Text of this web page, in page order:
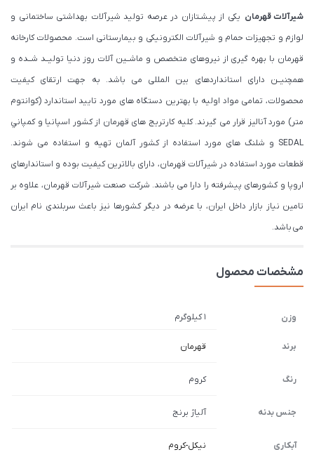
شیرآلات قهرمان یکی از پیشـتازان در عرصه تولید شیرآلات بهداشتی ساختمانی و
لوازم و تجهیزات حمام و شیرآلات الکترونیکی و بیمارستانی است. محصولات کارخانه
قهرمان با بهره گیری از نیروهای متخصص و ماشــین آلات روز دنیا تولیــد شــده و
همچنیــن دارای استانداردهای بین المللی می باشد. به جهت ارتقای کیفیت
محصولات، تمامی مواد اولیه با بهترین دستگاه های مورد تایید استاندارد (كوانتوم
متر) مورد آنالیز قرار می گیرند. كليه كارتريج های قهرمان از كشور اسپانيا و كمپاني
SEDAL و شلنگ های مورد استفاده از کشور آلمان تهیه و استفاده می شوند.
قطعات مورد استفاده در شیرآلات قهرمان، دارای بالاترین کیفیت بوده و استاندارهای
اروپا و کشورهای پیشرفته را دارا می باشند. شرکت صنعت شیرآلات قهرمان، علاوه بر
تامین نیاز بازار داخل ایران، با عرضه در دیگر کشورها نیز باعث سربلندی نام ایران
می باشد.
مشخصات محصول
وزن 1 کیلوگرم
برند قهرمان
رنگ کروم
جنس بدنه آلیاژ برنج
آبکاری نیکل-کروم